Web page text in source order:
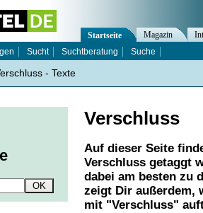
Verschluss
Auf dieser Seite
Verschluss getaggt
dabei am besten zu
zeigt Dir außerdem,
mit "Verschluss"
Startseite Magazin
Sucht Suchtberatung Suche
- Texte